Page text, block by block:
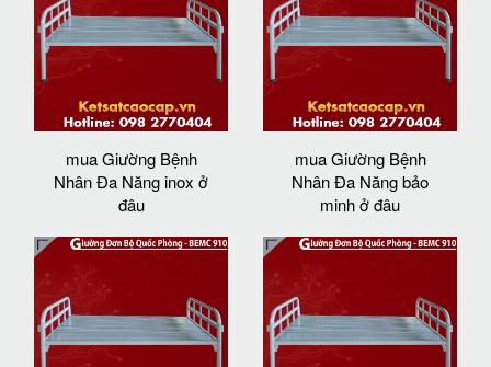
mua Giường Bệnh
Nhân Đa Năng inox ở
đâu
mua Giường Bệnh
Nhân Đa Năng bảo
minh ở đâu